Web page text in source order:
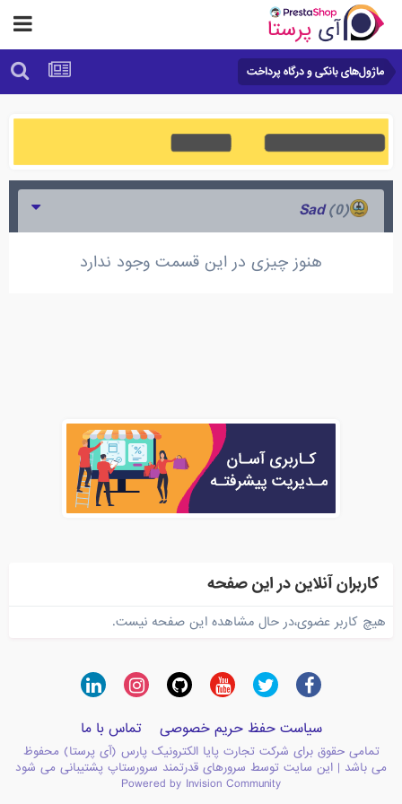
ماژول‌های بانکی و درگاه پرداخت
Sad
(0)
هنوز چیزی در این قسمت وجود ندارد
کاربران آنلاین در این صفحه
هیچ کاربر عضوی،در حال مشاهده این صفحه نیست.
سیاست حفظ حریم خصوصی تماس با ما
تمامی حقوق برای شرکت تجارت پایا الکترونیک پارس (آی پرستا) محفوظ
می باشد | این سایت توسط سرورهای قدرتمند سرورستاپ پشتیبانی می شود
Powered by Invision Community